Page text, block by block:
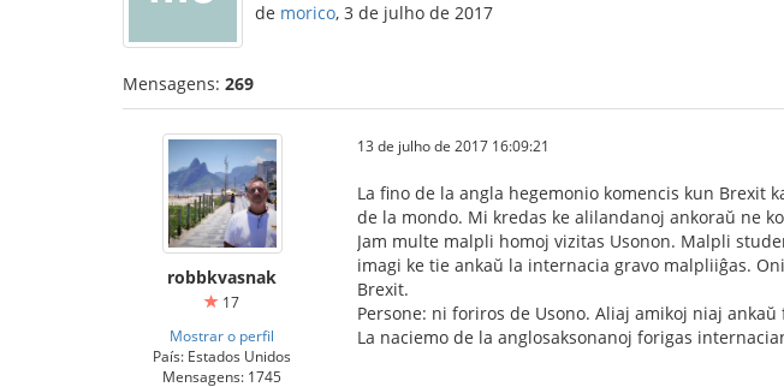
de morico, 3 de julho de 2017
Mensagens: 269
robbkvasnak
17
Mostrar o perfil
País: Estados Unidos
Mensagens: 1745
13 de julho de 2017 16:09:21
La fino de la angla hegemonio komencis kun
de la mondo. Mi kredas ke alilandanoj ankoraŭ ne
Jam multe malpli homoj vizitas Usonon. Malpli
imagi ke tie ankaŭ la internacia gravo malpliiĝas.
Brexit.
Persone: ni foriros de Usono. Aliaj amikoj niaj
La naciemo de la anglosaksonanoj forigas